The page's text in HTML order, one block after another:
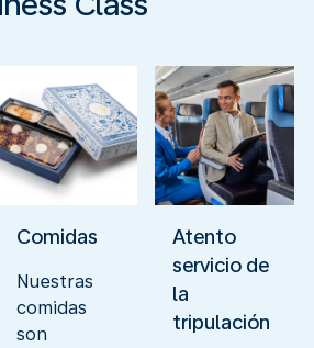
Comidas
Nuestras
comidas
son
Atento
servicio de
la
tripulación